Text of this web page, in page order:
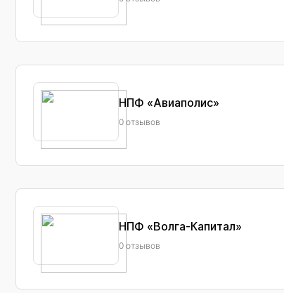
НПФ «Авиаполис»
0 отзывов
НПФ «Волга-Капитал»
0 отзывов